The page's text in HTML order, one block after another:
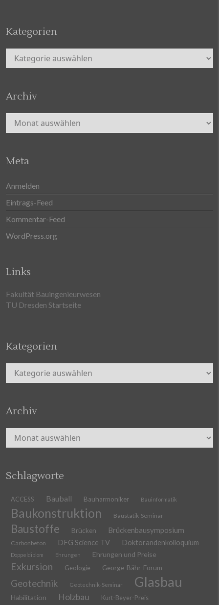
Kategorien
Kategorien
Archiv
Archiv
Meta
Anmelden
Eintrags-Feed
Kommentar-Feed
WordPress.org
Links
Fakultät Bauingenieurwesen
TU Dresden Startseite
Kategorien
Kategorien
Archiv
Archiv
Schlagworte
ACCESS Bauball Bauharmoniker Bauinformatik
Baukonstruktion Baustatik-Seminar
Baustoffe Brücken Brückenbausymposium
Carbonbeton DFG Science TV Doktorandenkolloquium
Doppeldiplom Ehrungen Ehrungen und Preise
Exkursion Geologie George-Bähr-Forum
Geotechnik Geotechnik-Seminar Glasbau
Habilitation Holzbau Kurt-Beyer-Preis